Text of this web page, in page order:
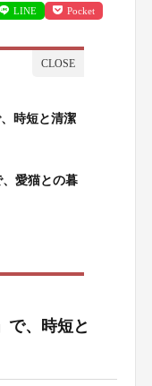
LINE Pocket
時短と清潔
愛猫との暮
で、時短と